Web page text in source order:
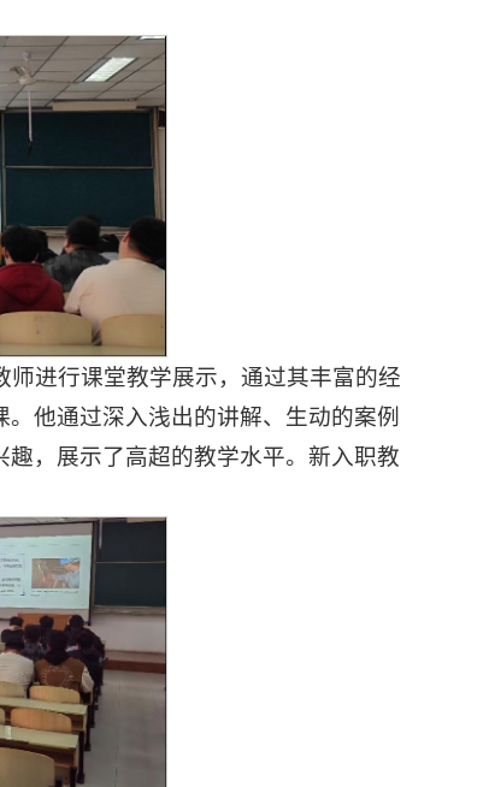
进行课堂教学展示，通过其丰富的经
他通过深入浅出的讲解、生动的案例
，展示了高超的教学水平。新入职教